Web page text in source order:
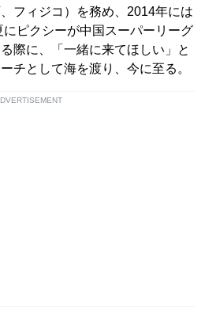
フィジコ）を務め、2014年には
ピクシーが中国スーパーリーグ
際に、「一緒に来てほしい」と
チとして海を渡り、今に至る。